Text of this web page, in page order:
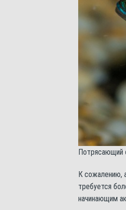
Потрясающий
К сожалению,
требуется
начинающим